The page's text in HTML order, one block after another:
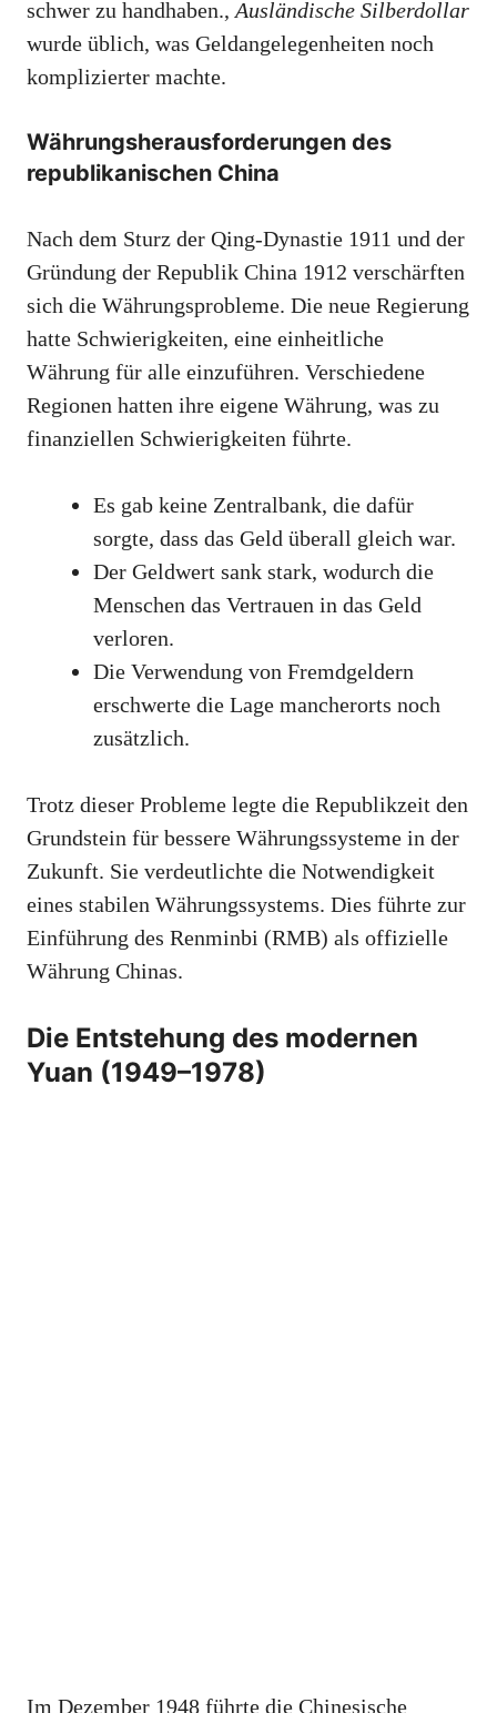
schwer zu handhaben., Ausländische Silberdollar
wurde üblich, was Geldangelegenheiten noch
komplizierter machte.
Währungsherausforderungen des
republikanischen China
Nach dem Sturz der Qing-Dynastie 1911 und der
Gründung der Republik China 1912 verschärften
sich die Währungsprobleme. Die neue Regierung
hatte Schwierigkeiten, eine einheitliche
Währung für alle einzuführen. Verschiedene
Regionen hatten ihre eigene Währung, was zu
finanziellen Schwierigkeiten führte.
Es gab keine Zentralbank, die dafür
sorgte, dass das Geld überall gleich war.
Der Geldwert sank stark, wodurch die
Menschen das Vertrauen in das Geld
verloren.
Die Verwendung von Fremdgeldern
erschwerte die Lage mancherorts noch
zusätzlich.
Trotz dieser Probleme legte die Republikzeit den
Grundstein für bessere Währungssysteme in der
Zukunft. Sie verdeutlichte die Notwendigkeit
eines stabilen Währungssystems. Dies führte zur
Einführung des Renminbi (RMB) als offizielle
Währung Chinas.
Die Entstehung des modernen
Yuan (1949–1978)
Im Dezember 1948 führte die Chinesische